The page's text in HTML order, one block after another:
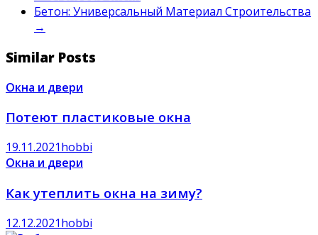
Бетон: Универсальный Материал Строительства
→
Similar Posts
Окна и двери
Потеют пластиковые окна
19.11.2021hobbi
Окна и двери
Как утеплить окна на зиму?
12.12.2021hobbi